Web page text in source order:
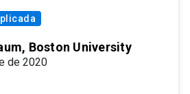
Boston University
de 2020